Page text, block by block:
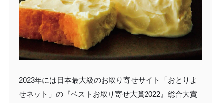
2023年には日本最大級のお取り寄せサイト「おとりよ
せネット」の『ベストお取り寄せ大賞2022』総合大賞